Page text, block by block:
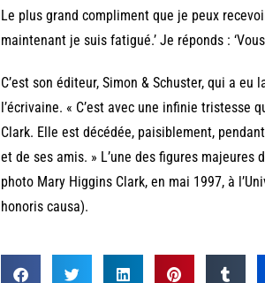
Le plus grand compliment que je peux
maintenant je suis fatigué.’ Je réponds :
C’est son éditeur, Simon & Schuster, qui a
l’écrivaine. « C’est avec une infinie tristesse
Clark. Elle est décédée, paisiblement,
et de ses amis. » L’une des figures
photo Mary Higgins Clark, en mai 1997, à
honoris causa).